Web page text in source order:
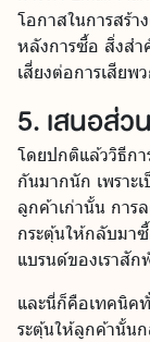
โอกาสในการสร้
หลังการซื้อ สิ่งส
เสี่ยงต่อการเสียพ
5. เสนอส่
โดยปกติแล้ววิธีก
กันมากนัก เพราะ
ลูกค้าเก่านั้น การ
กระตุ้นให้กลับมา
แบรนด์ของเราสัก
และนี่ก็คือเทคนิค
ระตุ้นให้ลูกค้านั้น